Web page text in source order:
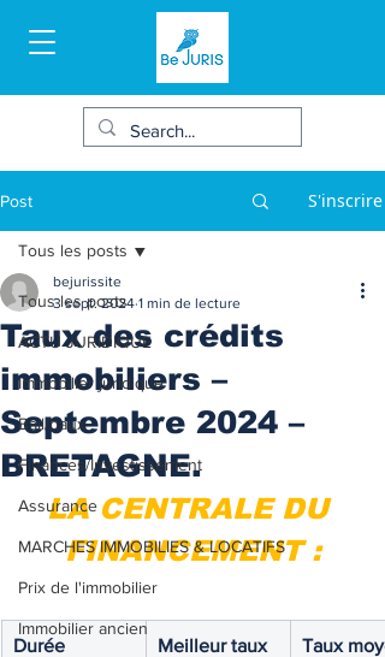
Post S'inscrire
Tous les posts
ACTU JURIDIQUE
Immobilier juridique
Bail/baux
Finances/Investissement
Assurance
MARCHES IMMOBILIES & LOCATIFS
Prix de l'immobilier
Immobilier ancien
Tous les posts
Taux des crédits
immobiliers –
Septembre 2024 –
BRETAGNE.
bejurissite
3 sept. 2024 1 min de lecture
LA CENTRALE DU
FINANCEMENT :
Durée Meilleur taux Taux